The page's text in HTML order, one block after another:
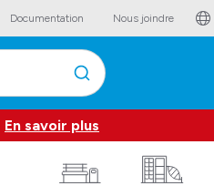
Documentation Nous joindre
En savoir plus